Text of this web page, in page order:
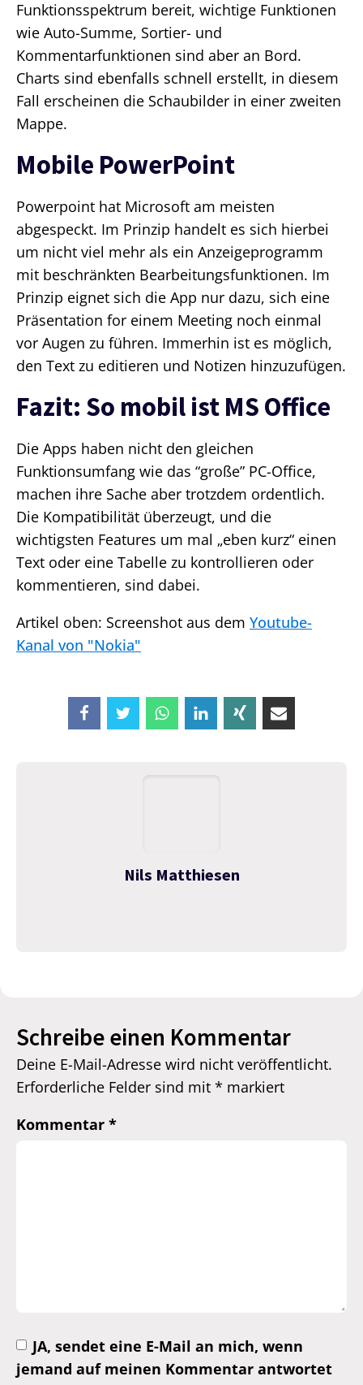
Funktionsspektrum bereit, wichtige Funktionen
wie Auto-Summe, Sortier- und
Kommentarfunktionen sind aber an Bord.
Charts sind ebenfalls schnell erstellt, in diesem
Fall erscheinen die Schaubilder in einer zweiten
Mappe.
Mobile PowerPoint
Powerpoint hat Microsoft am meisten
abgespeckt. Im Prinzip handelt es sich hierbei
um nicht viel mehr als ein Anzeigeprogramm
mit beschränkten Bearbeitungsfunktionen. Im
Prinzip eignet sich die App nur dazu, sich eine
Präsentation for einem Meeting noch einmal
vor Augen zu führen. Immerhin ist es möglich,
den Text zu editieren und Notizen hinzuzufügen.
Fazit: So mobil ist MS Office
Die Apps haben nicht den gleichen
Funktionsumfang wie das “große” PC-Office,
machen ihre Sache aber trotzdem ordentlich.
Die Kompatibilität überzeugt, und die
wichtigsten Features um mal „eben kurz“ einen
Text oder eine Tabelle zu kontrollieren oder
kommentieren, sind dabei.
Artikel oben: Screenshot aus dem Youtube-
Kanal von "Nokia"
Nils Matthiesen
Schreibe einen Kommentar
Deine E-Mail-Adresse wird nicht veröffentlicht.
Erforderliche Felder sind mit * markiert
Kommentar *
JA, sendet eine E-Mail an mich, wenn
jemand auf meinen Kommentar antwortet